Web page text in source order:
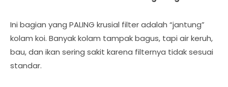
Ini bagian yang PALING krusial filter adalah “jantung”
kolam koi. Banyak kolam tampak bagus, tapi air keruh,
bau, dan ikan sering sakit karena filternya tidak sesuai
standar.